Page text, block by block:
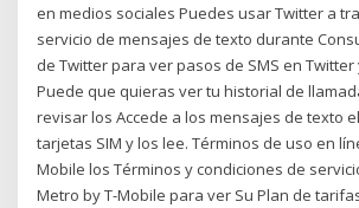
en medios sociales Puedes usar Twitter a
servicio de mensajes de texto durante
de Twitter para ver pasos de SMS en Twitter
Puede que quieras ver tu historial de
revisar los Accede a los mensajes de texto
tarjetas SIM y los lee. Términos de uso en
Mobile los Términos y condiciones de
Metro by T-Mobile para ver Su Plan de